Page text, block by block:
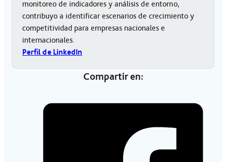
monitoreo de indicadores y análisis de entorno,
contribuyo a identificar escenarios de crecimiento y
competitividad para empresas nacionales e
internacionales.
Perfil de LinkedIn
Compartir en: